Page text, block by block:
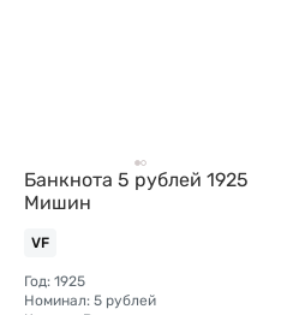
Банкнота 5 рублей 1925
Мишин
VF
Год: 1925
Номинал: 5 рублей